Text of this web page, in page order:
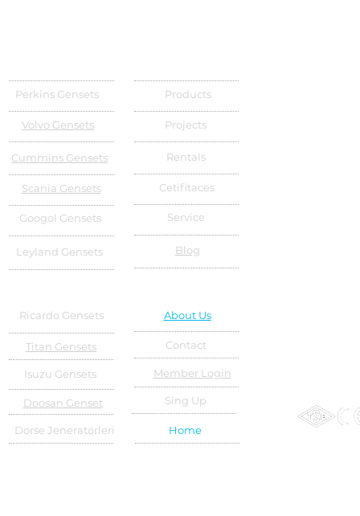
Perkins Gensets
Volvo Gensets
Cummins Gensets
Scania Gensets
Googol Gensets
Leyland Gensets
Products
Projects
Rentals
Cetifitaces
Service
Blog
Ricardo Gensets
Titan Gensets
Isuzu Gensets
Doosan Genset
Dorse Jeneratörleri
About Us
Contact
Member Login
Sing Up
Home